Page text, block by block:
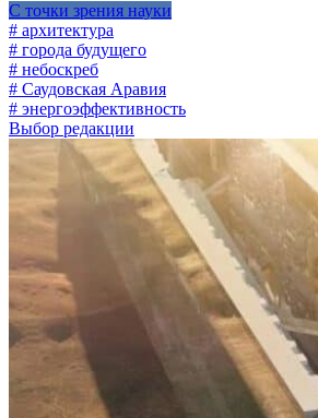
С точки зрения науки
# архитектура
# города будущего
# небоскреб
# Саудовская Аравия
# энергоэффективность
Выбор редакции